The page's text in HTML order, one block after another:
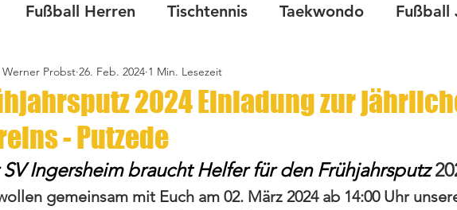
Fußball Herren Tischtennis Taekwondo Fußball
Boule Turnen Fitnesskurse
2024 Einladung zur
- Putzede
Werner Probst 26. Feb. 2024 1 Min. Lesezeit
Ingersheim braucht Helfer für den Frühjahrsputz
gemeinsam mit Euch am 02. März 2024 ab 14:00 Uhr